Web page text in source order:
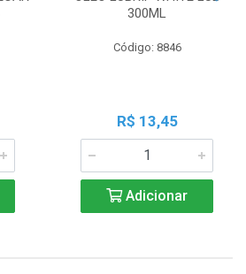
300ML
Código: 8846
R$ 13,45
Adicionar